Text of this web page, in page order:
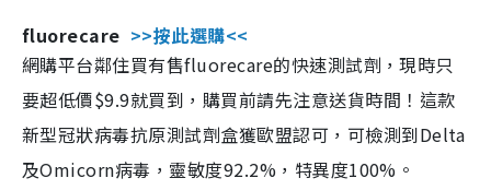
fluorecare >>按此選購<<
網購平台鄰住買有售fluorecare的快速測試劑，現時只
要超低價$9.9就買到，購買前請先注意送貨時間！這款
新型冠狀病毒抗原測試劑盒獲歐盟認可，可檢測到Delta
及Omicorn病毒，靈敏度92.2%，特異度100%。